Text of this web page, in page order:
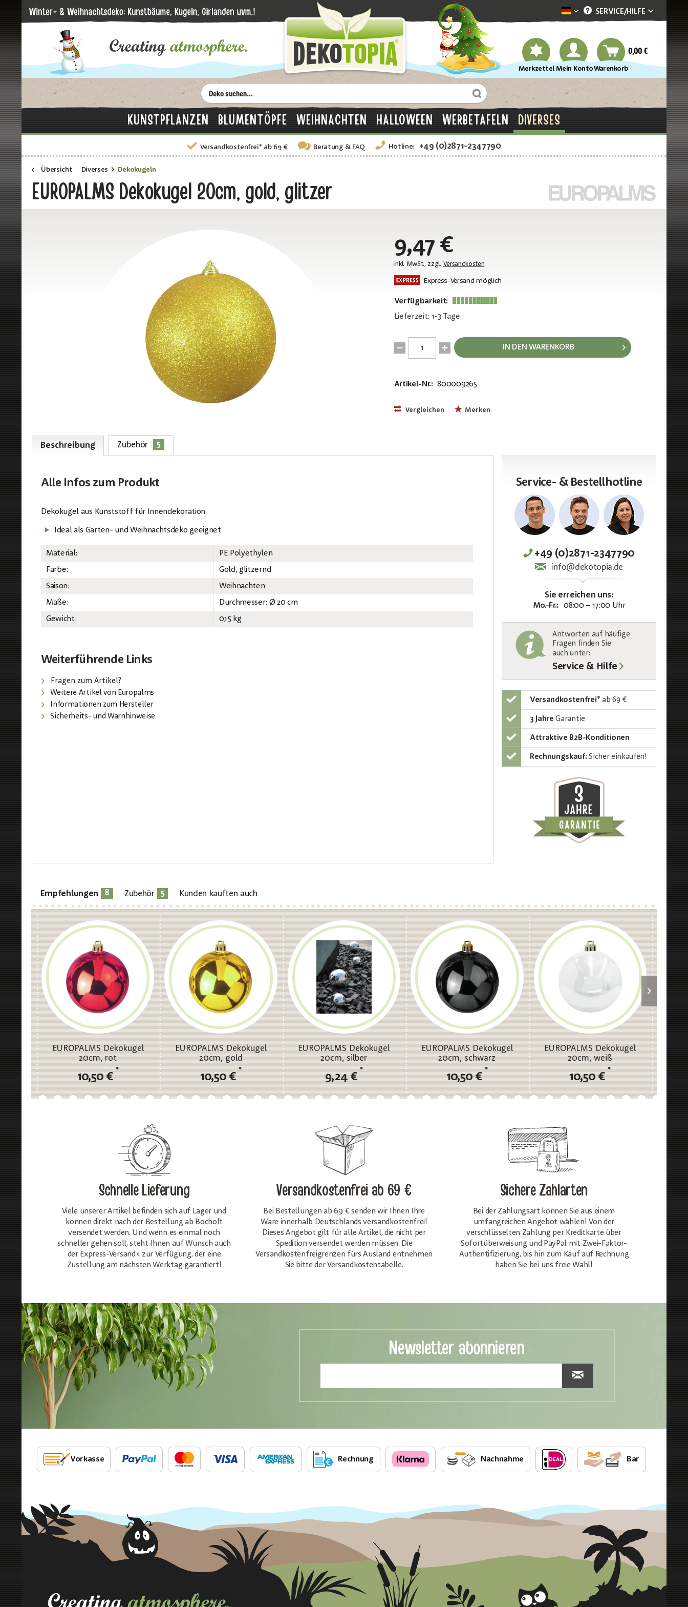
Dekotopia deutsch
SERVICE/HILFE
Merkzettel Mein KontoWarenkorb
0,00 €
KUNSTPFLANZEN BLUMENTÖPFE WEIHNACHTEN HALLOWEEN WERBETAFELN DIVERSES
Versandkostenfrei* ab 69 € Beratung& FAQ Hotline: +49 (0)2871-2347790
Übersicht Diverses Dekokugeln
EUROPALMS Dekokugel 20cm, gold, glitzer
9,47 €
inkl. MwSt., zzgl. Versandkosten
Express-Versand möglich
Verfügbarkeit:
Lieferzeit: 1-3 Tage
IN DEN WARENKORB
Artikel-Nr.: 800009265
Vergleichen Merken
Beschreibung Zubehör 5
Alle Infos zum Produkt
Dekokugel aus Kunststoff für Innendekoration
Ideal als Garten- und Weihnachtsdeko geeignet
Material:
PE Polyethylen
Farbe:
Gold, glitzernd
Saison:
Weihnachten
Maße:
Durchmesser: Ø 20 cm
Gewicht:
0,15 kg
Weiterführende Links
Fragen zum Artikel?
Weitere Artikel von Europalms
Informationen zum Hersteller
Sicherheits- und Warnhinweise
Service- & Bestellhotline
+49 (0)2871-2347790
info@dekotopia.de
Sie erreichen uns:
Mo.-Fr.: 08:00 – 17:00 Uhr
Antworten auf häufige
Fragen finden Sie
auch unter:
Service & Hilfe
Versandkostenfrei* ab 69 €
3 Jahre Garantie
Attraktive B2B-Konditionen
Rechnungskauf: Sicher einkaufen!
Empfehlungen 8 Zubehör 5 Kunden kauften auch
EUROPALMS Dekokugel
20cm, rot
10,50 €
*
EUROPALMS Dekokugel
20cm, gold
10,50 €
*
EUROPALMS Dekokugel
20cm, silber
9,24 €
*
EUROPALMS Dekokugel
20cm, schwarz
10,50 €
*
EUROPALMS Dekokugel
20cm, weiß
10,50 €
*
Schnelle Lieferung
Viele unserer Artikel befinden sich auf Lager und
können direkt nach der Bestellung ab Bocholt
versendet werden. Und wenn es einmal noch
schneller gehen soll, steht Ihnen auf Wunsch auch
der Express-Versand< zur Verfügung, der eine
Zustellung am nächsten Werktag garantiert!
Versandkostenfrei ab 69 €
Bei Bestellungen ab 69 € senden wir Ihnen Ihre
Ware innerhalb Deutschlands versandkostenfrei!
Dieses Angebot gilt für alle Artikel, die nicht per
Spedition versendet werden müssen. Die
Versandkosten­freigrenzen fürs Ausland entnehmen
Sie bitte der Versandkostentabelle.
Sichere Zahlarten
Bei der Zahlungsart können Sie aus einem
umfangreichen Angebot wählen! Von der
verschlüsselten Zahlung per Kreditkarte über
Sofortüberweisung und PayPal mit Zwei-Faktor-
Authentifizierung, bis hin zum Kauf auf Rechnung
haben Sie bei uns freie Wahl!
Newsletter abonnieren
Vorkasse Rechnung Nachnahme Bar